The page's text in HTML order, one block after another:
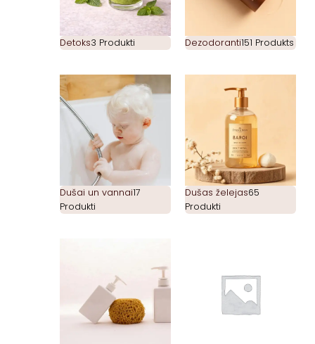
Detoks3 Produkti Dezodoranti151 Produkts
Dušai un vannai17
Produkti
Dušas želejas65
Produkti